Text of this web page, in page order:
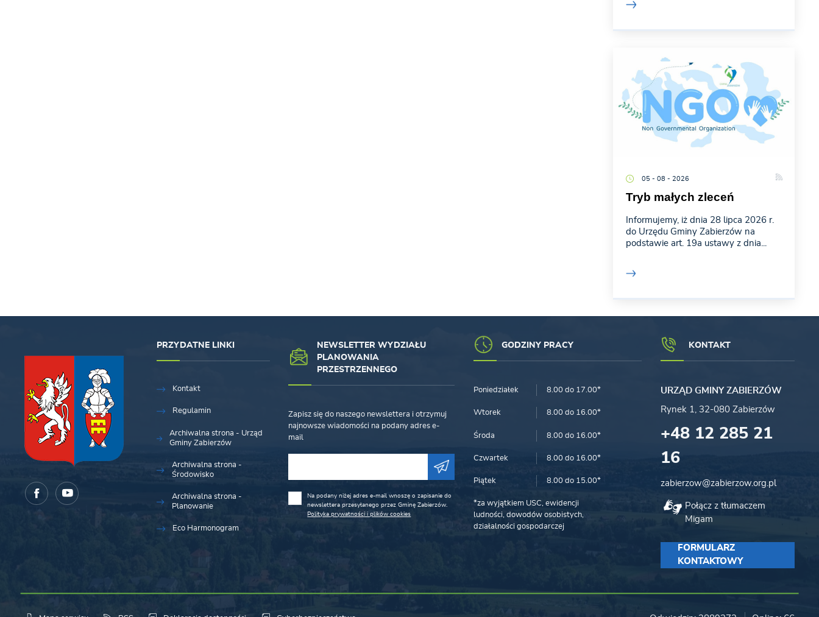
05 - 08 - 2026
Tryb małych zleceń
Informujemy, iż dnia 28 lipca 2026 r.
do Urzędu Gminy Zabierzów na
podstawie art. 19a ustawy z dnia...
PRZYDATNE LINKI
Kontakt
Regulamin
Archiwalna strona - Urząd
Gminy Zabierzów
Archiwalna strona -
Środowisko
Archiwalna strona -
Planowanie
Eco Harmonogram
NEWSLETTER WYDZIAŁU
PLANOWANIA
PRZESTRZENNEGO
Zapisz się do naszego newslettera i otrzymuj
najnowsze wiadomości na podany adres e-
mail
Na podany niżej adres e-mail wnoszę o zapisanie do
newslettera przesyłanego przez Gminę Zabierzów.
Polityka prywatności i plików cookies
GODZINY PRACY
Poniedziałek 8.00 do 17.00*
Wtorek 8.00 do 16.00*
Środa 8.00 do 16.00*
Czwartek 8.00 do 16.00*
Piątek 8.00 do 15.00*
*za wyjątkiem USC, ewidencji
ludności, dowodów osobistych,
działalności gospodarczej
KONTAKT
URZĄD GMINY ZABIERZÓW
Rynek 1, 32-080 Zabierzów
+48 12 285 21
16
zabierzow@zabierzow.org.pl
Połącz z tłumaczem
Migam
FORMULARZ
KONTAKTOWY